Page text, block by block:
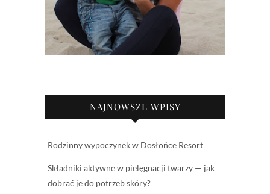
NAJNOWSZE WPISY
Rodzinny wypoczynek w Dosłońce Resort
Składniki aktywne w pielęgnacji twarzy — jak
dobrać je do potrzeb skóry?